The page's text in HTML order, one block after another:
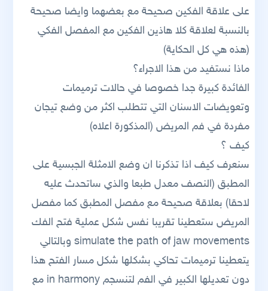
على علاقة الفكين صحيحة مع بعضهما وايضا صحيحة
بالنسبة لعلاقة كلا هاذين الفكين مع المفصل الفكي
(هذه هي كل الحكاية)
ماذا نستفيد من هذا الاجراء؟
الفائدة كبيرة جدا خصوصا في حالات ترميمات
وتعويضات الاسنان التي تتطلب اكثر من وضع تيجان
مفردة في فم المريض (المذكورة اعلاه)
كيف ؟
سنعرف كيف اذا تذكرنا ان وضع الامثلة الجبسية على
المطبق (النصف معدل طبعا والذي ساتحدث عليه
لاحقا) بعلاقة صحيحة مع مفصل المطبق كما مفصل
المريض ستعطينا تقريبا نفس شكل عملية فتح الفك
simulate the path of jaw movements وبالتالي
يتعطينا ترميمات تحاكي بشكلها شكل مسار الفتح هذا
دون تعديلها الكبير في الفم لتنسجم in harmony مع